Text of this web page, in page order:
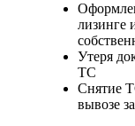
лизинге
Утеря
ТС
Снятие
вывозе